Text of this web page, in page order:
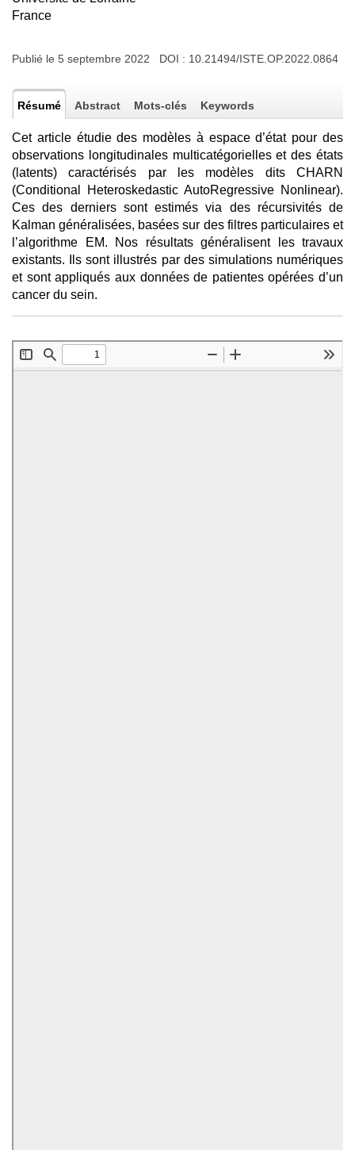
France
Publié le 5 septembre 2022 DOI : 10.21494/ISTE.OP.2022.0864
Résumé Abstract Mots-clés Keywords
Cet article étudie des modèles à espace d’état pour des
observations longitudinales multicatégorielles et des états
(latents) caractérisés par les modèles dits CHARN
(Conditional Heteroskedastic AutoRegressive Nonlinear).
Ces des derniers sont estimés via des récursivités de
Kalman généralisées, basées sur des filtres particulaires et
l’algorithme EM. Nos résultats généralisent les travaux
existants. Ils sont illustrés par des simulations numériques
et sont appliqués aux données de patientes opérées d’un
cancer du sein.